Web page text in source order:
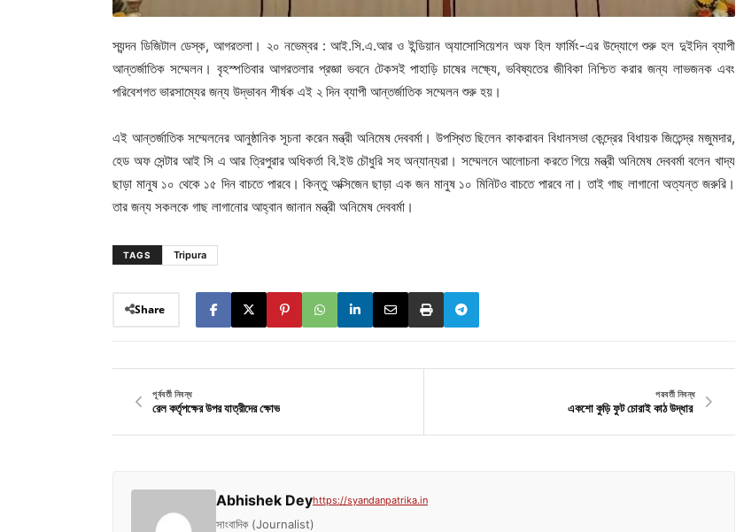
স্যন্দন ডিজিটাল ডেস্ক, আগরতলা। ২০ নভেম্বর : আই.সি.এ.আর ও ইন্ডিয়ান অ্যাসোসিয়েশন অফ হিল ফার্মিং-এর উদ্যোগে শুরু হল দুইদিন ব্যাপী
আন্তর্জাতিক সম্মেলন। বৃহস্পতিবার আগরতলার প্রজ্ঞা ভবনে টেকসই পাহাড়ি চাষের লক্ষ্যে, ভবিষ্যতের জীবিকা নিশ্চিত করার জন্য লাভজনক এবং
পরিবেশগত ভারসাম্যের জন্য উদ্ভাবন শীর্ষক এই ২ দিন ব্যাপী আন্তর্জাতিক সম্মেলন শুরু হয়।
এই আন্তর্জাতিক সম্মেলনের আনুষ্ঠানিক সূচনা করেন মন্ত্রী অনিমেষ দেববর্মা। উপস্থিত ছিলেন কাকরাবন বিধানসভা কেন্দ্রের বিধায়ক জিতেন্দ্র মজুমদার,
হেড অফ সেন্টার আই সি এ আর ত্রিপুরার অধিকর্তা বি.ইউ চৌধুরি সহ অন্যান্যরা। সম্মেলনে আলোচনা করতে গিয়ে মন্ত্রী অনিমেষ দেববর্মা বলেন খাদ্য
ছাড়া মানুষ ১০ থেকে ১৫ দিন বাচতে পারবে। কিন্তু অক্সিজেন ছাড়া এক জন মানুষ ১০ মিনিটও বাচতে পারবে না। তাই গাছ লাগানো অত্যন্ত জরুরি।
তার জন্য সকলকে গাছ লাগানোর আহ্বান জানান মন্ত্রী অনিমেষ দেববর্মা।
TAGS Tripura
Share
পূর্ববর্তী নিবন্ধ
রেল কর্তৃপক্ষের উপর যাত্রীদের ক্ষোভ
পরবর্তী নিবন্ধ
একশো কুড়ি ফুট চোরাই কাঠ উদ্ধার
Abhishek Deyhttps://syandanpatrika.in
সাংবাদিক (Journalist)